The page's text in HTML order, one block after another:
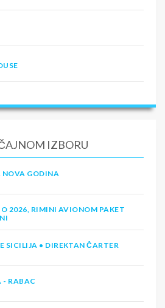
IZBORU
NOVA GODINA
2026, RIMINI AVIONOM PAKET
SICILIJA • DIREKTAN ČARTER
- RABAC